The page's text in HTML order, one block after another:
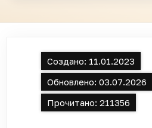
Создано: 11.01.2023
Обновлено: 03.07.2026
Прочитано: 211356